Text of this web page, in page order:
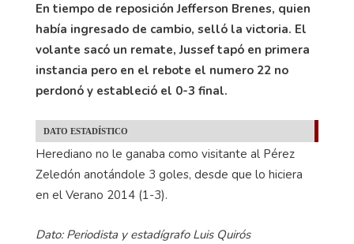
En tiempo de reposición Jefferson Brenes, quien
había ingresado de cambio, selló la victoria. El
volante sacó un remate, Jussef tapó en primera
instancia pero en el rebote el numero 22 no
perdonó y estableció el 0-3 final.
DATO ESTADÍSTICO
Herediano no le ganaba como visitante al Pérez
Zeledón anotándole 3 goles, desde que lo hiciera
en el Verano 2014 (1-3).
Dato: Periodista y estadígrafo Luis Quirós